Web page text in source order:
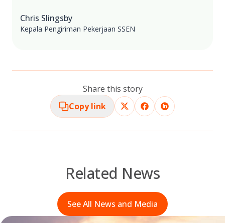
Chris Slingsby
Kepala Pengiriman Pekerjaan SSEN
Share this story
Copy link
Related News
See All News and Media